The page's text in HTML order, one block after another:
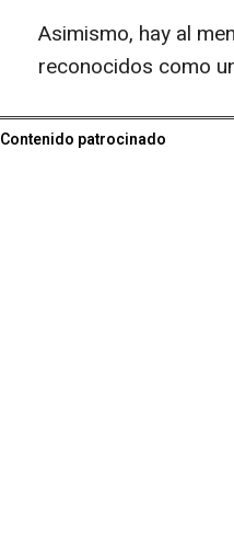
Asimismo, hay al
reconocidos como
Contenido patrocinado